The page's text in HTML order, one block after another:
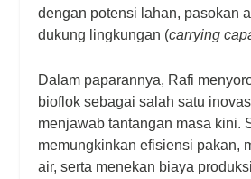
dengan potensi lahan, pasokan
dukung lingkungan (carrying
Dalam paparannya, Rafi
bioflok sebagai salah satu
menjawab tantangan masa kini.
memungkinkan efisiensi pakan,
air, serta menekan biaya